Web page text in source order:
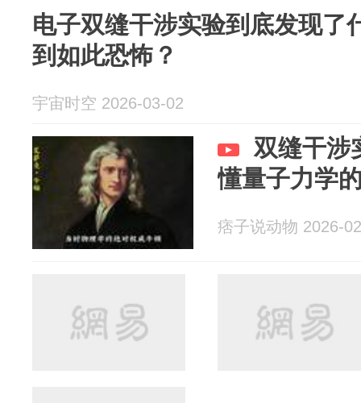
电子双缝干涉实验到底发现了
到如此恐怖？
宇宙时空 2026-03-02
双缝干涉
懂量子力学
痞子说动物 2026-